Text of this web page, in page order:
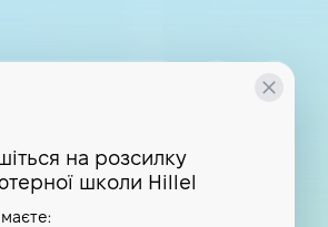
на розсилку
школи Hillel